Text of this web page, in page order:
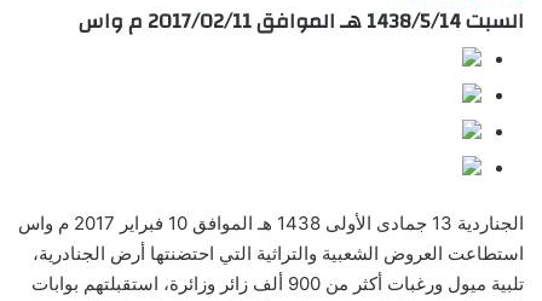
السبت 1438/5/14 هـ الموافق 2017/02/11 م واس
الجناردية 13 جمادى الأولى 1438 هـ الموافق 10 فبراير 2017 م واس
استطاعت العروض الشعبية والتراثية التي احتضنتها أرض الجنادرية،
تلبية ميول ورغبات أكثر من 900 ألف زائر وزائرة، استقبلتهم بوابات